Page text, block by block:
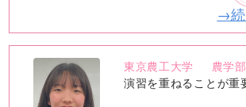
→続
no
image
東京農工大学
農学部
演習を重ねることが重